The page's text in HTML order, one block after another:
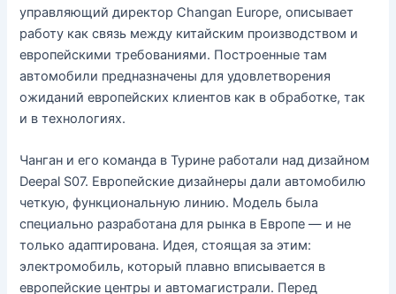
управляющий директор Changan Europe, описывает
работу как связь между китайским производством и
европейскими требованиями. Построенные там
автомобили предназначены для удовлетворения
ожиданий европейских клиентов как в обработке, так
и в технологиях.
Чанган и его команда в Турине работали над дизайном
Deepal S07. Европейские дизайнеры дали автомобилю
четкую, функциональную линию. Модель была
специально разработана для рынка в Европе — и не
только адаптирована. Идея, стоящая за этим:
электромобиль, который плавно вписывается в
европейские центры и автомагистрали. Перед